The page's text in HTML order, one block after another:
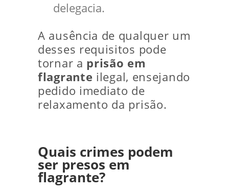
delegacia.
A ausência de qualquer um
desses requisitos pode
tornar a prisão em
flagrante ilegal, ensejando
pedido imediato de
relaxamento da prisão.
Quais crimes podem
ser presos em
flagrante?